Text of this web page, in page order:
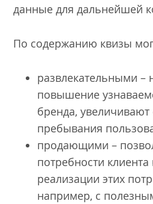
данные для дальнейшей
По содержанию квизы
развлекательными –
повышение
бренда,
пребывания
продающими –
потребности
реализации этих
например, с